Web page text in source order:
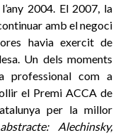
2004. El 2007, la
amb el negoci
havia exercit de
Un dels moments
professional com a
el Premi ACCA de
per la millor
Alechinsky,